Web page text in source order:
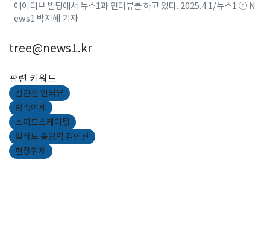
에이티브 빌딩에서 뉴스1과 인터뷰를 하고 있다. 2025.4.1/뉴스1 ⓒ N
ews1 박지혜 기자
tree@news1.kr
관련 키워드
김민선 인터뷰
빙속여제
스피드스케이팅
밀라노 올림픽 김민선
현장취재